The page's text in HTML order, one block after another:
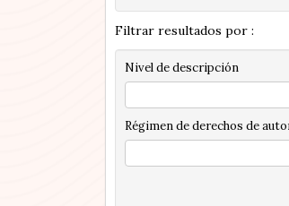
Filtrar resultados por :
Nivel de descripción
Régimen de derechos de